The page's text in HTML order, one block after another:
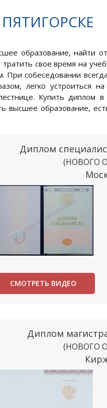
образование, найти
свое время на
собеседовании
легко устроиться
Купить диплом в
высшее образование,
Диплом
(НОВОГО
СМОТРЕТЬ ВИДЕО
Диплом
(НОВОГО